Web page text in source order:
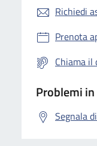
Richiedi
Prenota
Chiama
Problemi
Segnala